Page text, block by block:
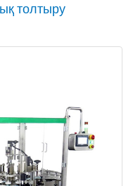
толтыру